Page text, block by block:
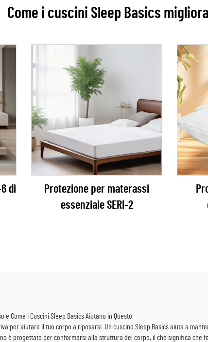
Come i cuscini Sleep Basics
di
Protezione per materassi
essenziale SERI-2
e Come i Cuscini Sleep Basics Aiutano in Questo
per aiutare il tuo corpo a riposarsi. Un cuscino Sleep Basics aiuta a
è progettato per conformarsi alla struttura del corpo, il che significa che